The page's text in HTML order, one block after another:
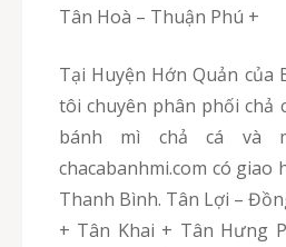
Tân Hoà – Thuận Phú +
Tại Huyện Hớn Quản của Bình Phước, chúng
tôi chuyên phân phối chả
bánh mì chả cá và
chacabanhmi.com có
Thanh Bình. Tân Lợi –
+ Tân Khai + Tân Hưng